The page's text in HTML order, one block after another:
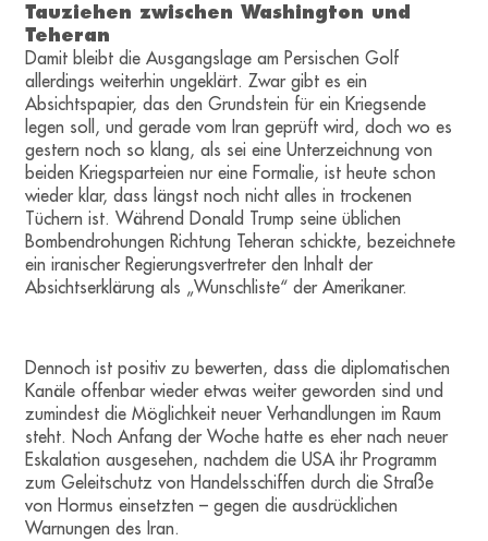
Tauziehen zwischen Washington und
Teheran
Damit bleibt die Ausgangslage am Persischen Golf
allerdings weiterhin ungeklärt. Zwar gibt es ein
Absichtspapier, das den Grundstein für ein Kriegsende
legen soll, und gerade vom Iran geprüft wird, doch wo es
gestern noch so klang, als sei eine Unterzeichnung von
beiden Kriegsparteien nur eine Formalie, ist heute schon
wieder klar, dass längst noch nicht alles in trockenen
Tüchern ist. Während Donald Trump seine üblichen
Bombendrohungen Richtung Teheran schickte, bezeichnete
ein iranischer Regierungsvertreter den Inhalt der
Absichtserklärung als „Wunschliste“ der Amerikaner.
Dennoch ist positiv zu bewerten, dass die diplomatischen
Kanäle offenbar wieder etwas weiter geworden sind und
zumindest die Möglichkeit neuer Verhandlungen im Raum
steht. Noch Anfang der Woche hatte es eher nach neuer
Eskalation ausgesehen, nachdem die USA ihr Programm
zum Geleitschutz von Handelsschiffen durch die Straße
von Hormus einsetzten – gegen die ausdrücklichen
Warnungen des Iran.